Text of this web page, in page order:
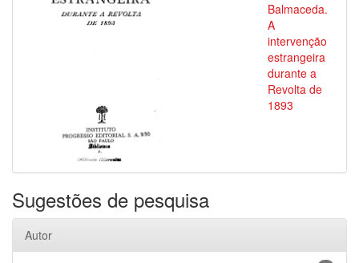
Balmaceda.
A
intervenção
estrangeira
durante a
Revolta de
1893
Sugestões de pesquisa
Autor